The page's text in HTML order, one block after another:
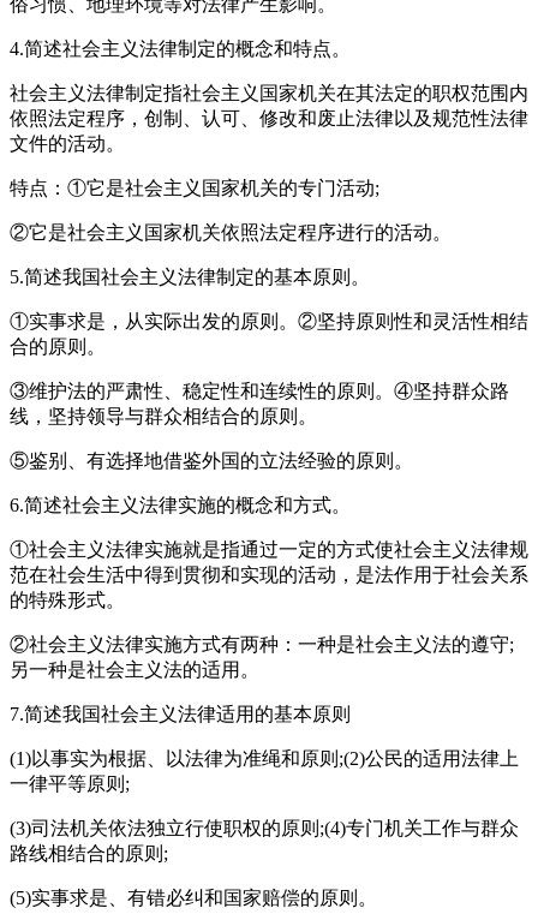
4.简述社会主义法律制定的概念和特点。
社会主义法律制定指社会主义国家机关在其法定的职权范围内
依照法定程序，创制、认可、修改和废止法律以及规范性法律
文件的活动。
特点：①它是社会主义国家机关的专门活动;
②它是社会主义国家机关依照法定程序进行的活动。
5.简述我国社会主义法律制定的基本原则。
①实事求是，从实际出发的原则。②坚持原则性和灵活性相结
合的原则。
③维护法的严肃性、稳定性和连续性的原则。④坚持群众路
线，坚持领导与群众相结合的原则。
⑤鉴别、有选择地借鉴外国的立法经验的原则。
6.简述社会主义法律实施的概念和方式。
①社会主义法律实施就是指通过一定的方式使社会主义法律规
范在社会生活中得到贯彻和实现的活动，是法作用于社会关系
的特殊形式。
②社会主义法律实施方式有两种：一种是社会主义法的遵守;
另一种是社会主义法的适用。
7.简述我国社会主义法律适用的基本原则
(1)以事实为根据、以法律为准绳和原则;(2)公民的适用法律上
一律平等原则;
(3)司法机关依法独立行使职权的原则;(4)专门机关工作与群众
路线相结合的原则;
(5)实事求是、有错必纠和国家赔偿的原则。